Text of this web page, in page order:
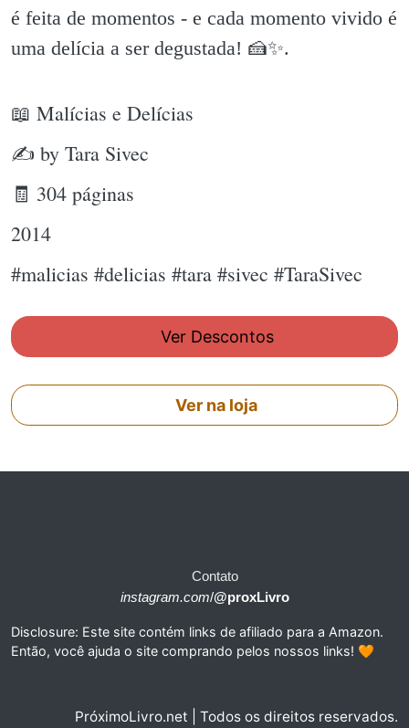
é feita de momentos - e cada momento vivido é
uma delícia a ser degustada! 🍰✨️.
📖 Malícias e Delícias
✍ by Tara Sivec
🧾 304 páginas
2014
#malicias #delicias #tara #sivec #TaraSivec
Ver Descontos
Ver na loja
Contato
instagram.com/@proxLivro
Disclosure: Este site contém links de afiliado para a Amazon.
Então, você ajuda o site comprando pelos nossos links! 🧡
PróximoLivro.net | Todos os direitos reservados.